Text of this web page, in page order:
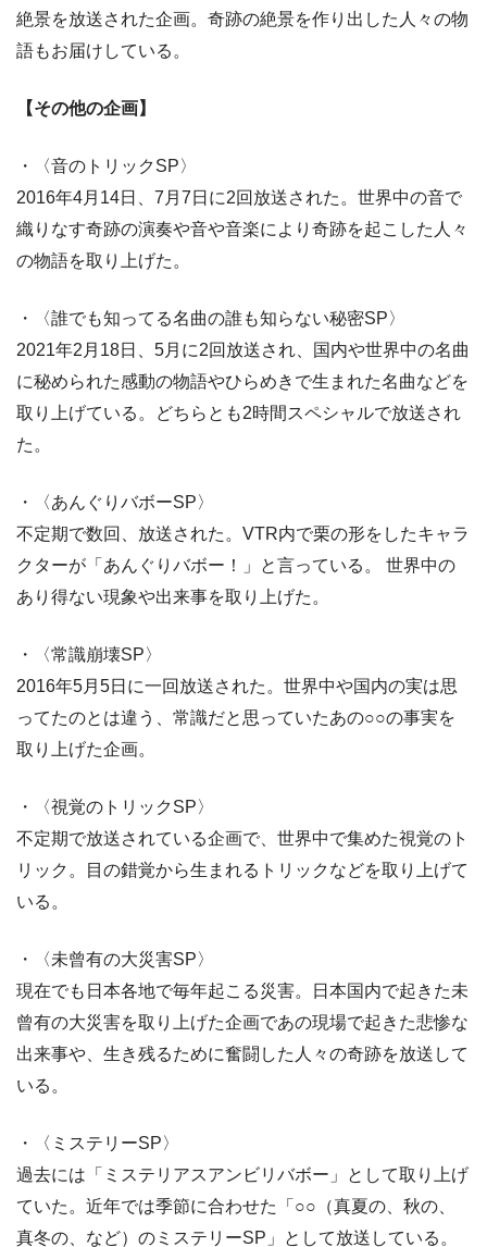
絶景を放送された企画。奇跡の絶景を作り出した人々の物
語もお届けしている。
【その他の企画】
・〈音のトリックSP〉
2016年4月14日、7月7日に2回放送された。世界中の音で
織りなす奇跡の演奏や音や音楽により奇跡を起こした人々
の物語を取り上げた。
・〈誰でも知ってる名曲の誰も知らない秘密SP〉
2021年2月18日、5月に2回放送され、国内や世界中の名曲
に秘められた感動の物語やひらめきで生まれた名曲などを
取り上げている。どちらとも2時間スペシャルで放送され
た。
・〈あんぐりバボーSP〉
不定期で数回、放送された。VTR内で栗の形をしたキャラ
クターが「あんぐりバボー！」と言っている。 世界中の
あり得ない現象や出来事を取り上げた。
・〈常識崩壊SP〉
2016年5月5日に一回放送された。世界中や国内の実は思
ってたのとは違う、常識だと思っていたあの○○の事実を
取り上げた企画。
・〈視覚のトリックSP〉
不定期で放送されている企画で、世界中で集めた視覚のト
リック。目の錯覚から生まれるトリックなどを取り上げて
いる。
・〈未曾有の大災害SP〉
現在でも日本各地で毎年起こる災害。日本国内で起きた未
曾有の大災害を取り上げた企画であの現場で起きた悲惨な
出来事や、生き残るために奮闘した人々の奇跡を放送して
いる。
・〈ミステリーSP〉
過去には「ミステリアスアンビリバボー」として取り上げ
ていた。近年では季節に合わせた「○○（真夏の、秋の、
真冬の、など）のミステリーSP」として放送している。